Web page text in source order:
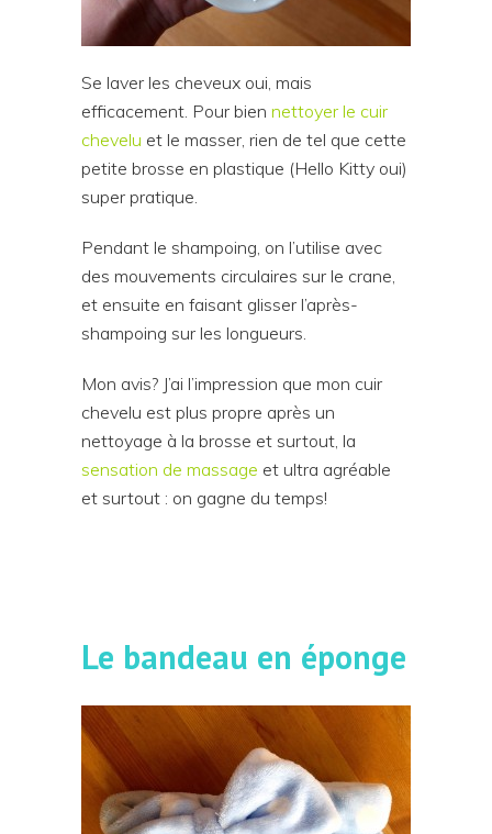
Se laver les cheveux oui, mais
efficacement. Pour bien nettoyer le cuir
chevelu et le masser, rien de tel que cette
petite brosse en plastique (Hello Kitty oui)
super pratique.
Pendant le shampoing, on l’utilise avec
des mouvements circulaires sur le crane,
et ensuite en faisant glisser l’après-
shampoing sur les longueurs.
Mon avis? J’ai l’impression que mon cuir
chevelu est plus propre après un
nettoyage à la brosse et surtout, la
sensation de massage et ultra agréable
et surtout : on gagne du temps!
Le bandeau en éponge